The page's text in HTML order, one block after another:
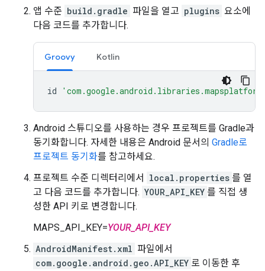
앱 수준 build.gradle 파일을 열고 plugins 요소에
다음 코드를 추가합니다.
Groovy Kotlin
id
Android 스튜디오를 사용하는 경우 프로젝트를 Gradle과
동기화합니다. 자세한 내용은 Android 문서의 Gradle로
프로젝트 동기화를 참고하세요.
프로젝트 수준 디렉터리에서
local.properties 를 열
고 다음 코드를 추가합니다. YOUR_API_KEY 를 직접 생
성한 API 키로 변경합니다.
MAPS_API_KEY=YOUR_API_KEY
AndroidManifest.xml 파일에서
com.google.android.geo.API_KEY 로 이동한 후